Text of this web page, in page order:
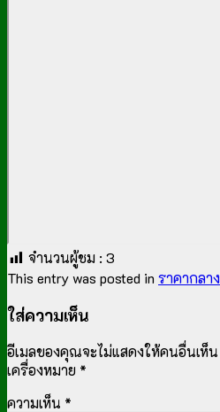
จำนวนผู้ชม : 3
This entry was posted in ราคากลาง
ใส่ความเห็น
อีเมลของคุณจะไม่แสดงให้คนอื่นเห็น
เครื่องหมาย *
ความเห็น *